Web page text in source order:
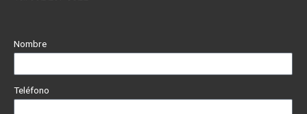
Nombre
Teléfono